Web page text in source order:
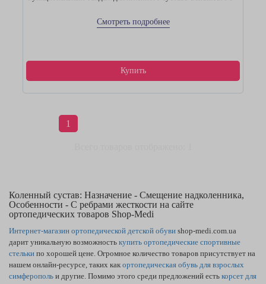
Смотреть подробнее
Купить
1
Коленный сустав: Назначение - Смещение надколенника,
Особенности - С ребрами жесткости на сайте
ортопедических товаров Shop-Medi
Интернет-магазин ортопедической детской обуви shop-medi.com.ua
дарит уникальную возможность купить ортопедические спортивные
стельки по хорошей цене. Огромное количество товаров присутствует на
нашем онлайн-ресурсе, таких как ортопедическая обувь для взрослых
симферополь и другие. Помимо этого среди предложений есть корсет для